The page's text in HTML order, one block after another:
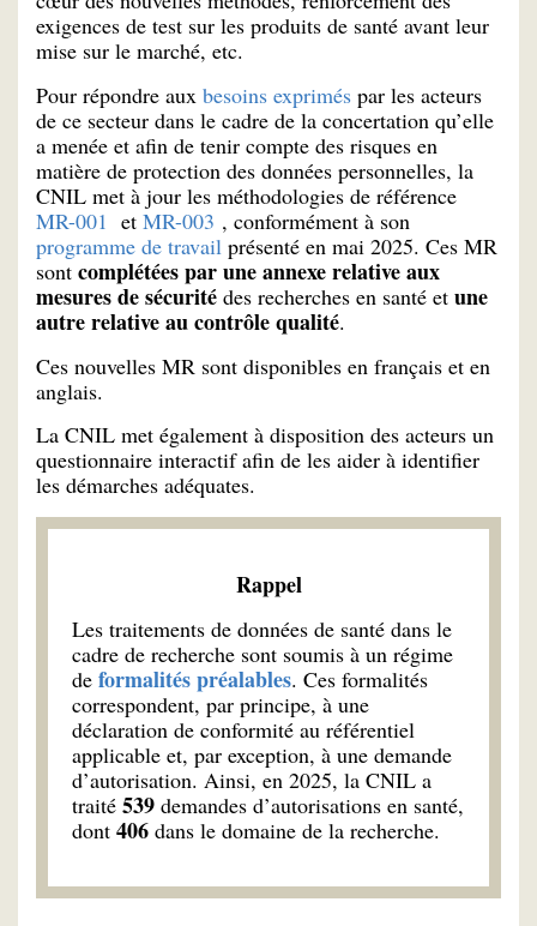
exigences de test sur les produits de santé avant leur
mise sur le marché, etc.
Pour répondre aux besoins exprimés par les acteurs
de ce secteur dans le cadre de la concertation qu’elle
a menée et afin de tenir compte des risques en
matière de protection des données personnelles, la
CNIL met à jour les méthodologies de référence
MR-001 et MR-003 , conformément à son
programme de travail présenté en mai 2025. Ces MR
sont complétées par une annexe relative aux
mesures de sécurité des recherches en santé et une
autre relative au contrôle qualité.
Ces nouvelles MR sont disponibles en français et en
anglais.
La CNIL met également à disposition des acteurs un
questionnaire interactif afin de les aider à identifier
les démarches adéquates.
Rappel
Les traitements de données de santé dans le
cadre de recherche sont soumis à un régime
de formalités préalables. Ces formalités
correspondent, par principe, à une
déclaration de conformité au référentiel
applicable et, par exception, à une demande
d’autorisation. Ainsi, en 2025, la CNIL a
traité 539 demandes d’autorisations en santé,
dont 406 dans le domaine de la recherche.